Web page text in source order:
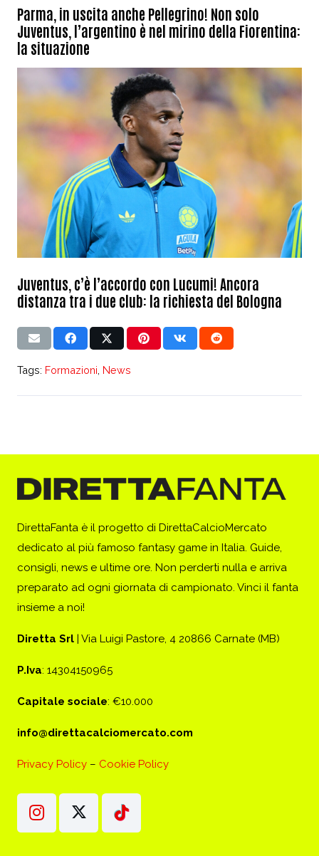
Parma, in uscita anche Pellegrino! Non solo
Juventus, l’argentino è nel mirino della Fiorentina:
la situazione
Juventus, c’è l’accordo con Lucumi! Ancora
distanza tra i due club: la richiesta del Bologna
Tags: Formazioni News
DirettaFanta è il progetto di DirettaCalcioMercato
dedicato al più famoso fantasy game in Italia. Guide,
consigli, news e ultime ore. Non perderti nulla e arriva
preparato ad ogni giornata di campionato. Vinci il fanta
insieme a noi!
Diretta Srl | Via Luigi Pastore, 4 20866 Carnate (MB)
P.Iva: 14304150965
Capitale sociale: €10.000
info@direttacalciomercato.com
Privacy Policy – Cookie Policy